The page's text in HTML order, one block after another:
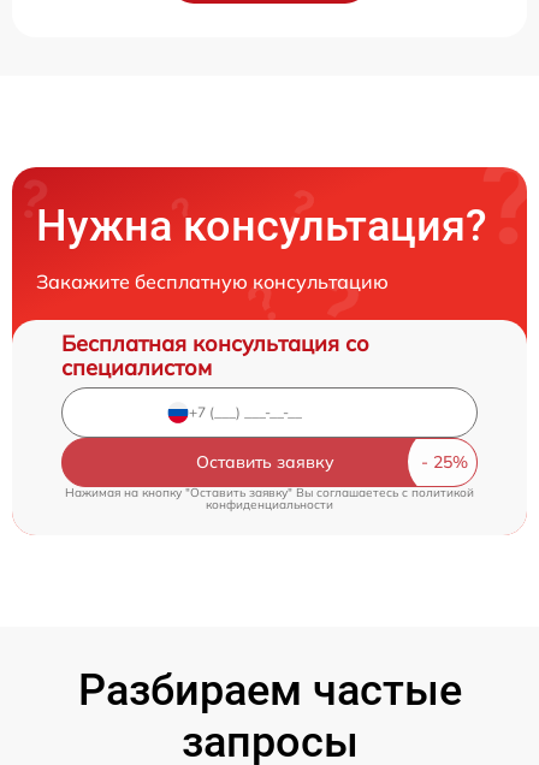
Нужна консультация?
Закажите бесплатную консультацию
Бесплатная консультация со
специалистом
Оставить заявку
Нажимая на кнопку "Оставить заявку" Вы соглашаетесь cполитикой
конфиденциальности
Разбираем частые
запросы